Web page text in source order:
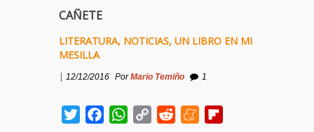
CAÑETE
LITERATURA, NOTICIAS, UN LIBRO EN MI
MESILLA
| 12/12/2016 PorMario Temiño 1
TwitterFacebookWhatsApp
Copy
Reddit Meneame